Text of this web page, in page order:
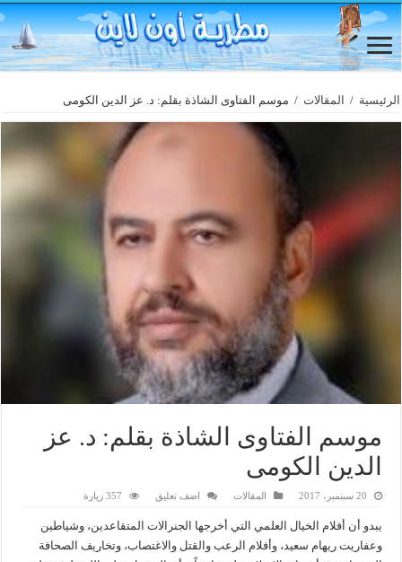
الرئيسية / المقالات / موسم الفتاوى الشاذة بقلم: د. عز الدين الكومى
موسم الفتاوى الشاذة بقلم: د. عز
الدين الكومى
20 سبتمبر، 2017 المقالات اضف تعليق 357 زيارة
يبدو أن أفلام الخيال العلمي التي أخرجها الجنرالات المتقاعدين، وشياطين
وعفاريت ريهام سعيد، وأفلام الرعب والقتل والاغتصاب، وتخاريف الصحافة